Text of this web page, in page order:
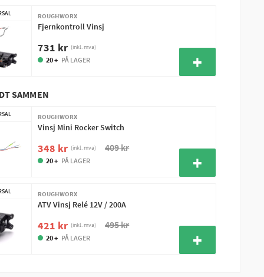
ROUGHWORX
Fjernkontroll Vinsj
731 kr (inkl. mva)
20 + PÅ LAGER
SAMMEN
ROUGHWORX
Vinsj Mini Rocker Switch
348 kr (inkl. mva) 409 kr
20 + PÅ LAGER
ROUGHWORX
ATV Vinsj Relé 12V / 200A
421 kr (inkl. mva) 495 kr
20 + PÅ LAGER